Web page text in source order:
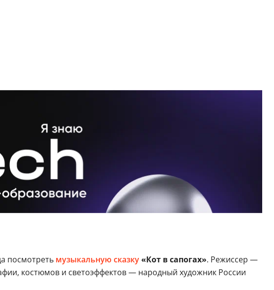
посмотреть музыкальную сказку«Кот в сапогах». Режиссер —
костюмов и светоэффектов — народный художник России